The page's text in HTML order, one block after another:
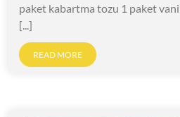
paket kabartma tozu 1 paket
[...]
READ MORE